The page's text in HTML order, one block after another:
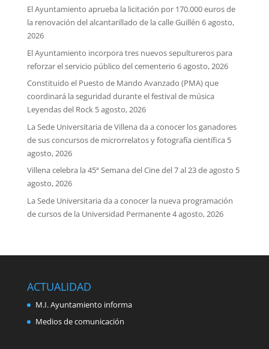
El Ayuntamiento aprueba la licitación por 170.000 euros de
la renovación del alcantarillado de la calle Guillén 6 agosto,
2026
El Ayuntamiento incorpora tres nuevos sepultureros para
reforzar el servicio público del cementerio 6 agosto, 2026
Constituido el Puesto de Mando Avanzado (PMA) que
coordinará la seguridad durante el festival de música
Leyendas del Rock 5 agosto, 2026
La Sede Universitaria de Villena da a conocer los ganadores
de sus concursos de microrrelatos y fotografía científica 5
agosto, 2026
Villena celebra la 45ª Semana del Cine del 7 al 23 de agosto 5
agosto, 2026
La Sede Universitaria da a conocer la nueva programación
de cursos de la Universidad Permanente4 agosto, 2026
ACTUALIDAD
M.I. Ayuntamiento informa
Medios de comunicación